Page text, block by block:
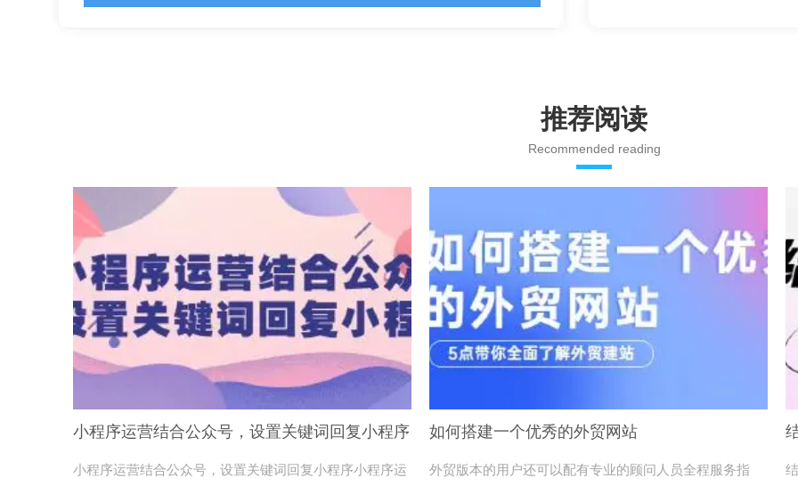
推荐阅读
Recommended reading
小程序运营结合公众号，设置关键词回复小程序
小程序运营结合公众号，设置关键词回复小程序小程序运
如何搭建一个优秀的外贸网站
外贸版本的用户还可以配有专业的顾问人员全程服务指